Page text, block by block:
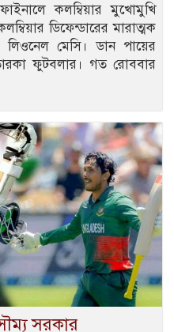
কলম্বিয়ার মুখোমুখি
ডিফেন্ডারের মারাত্মক
মেসি। ডান পায়ের
ফুটবলার। গত রোববার
সরকার